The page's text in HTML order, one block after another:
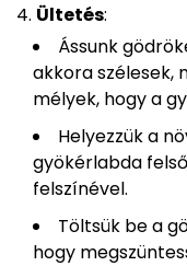
Ültetés:
Ássunk
akkora szélesek,
mélyek, hogy a
Helyezzük a
gyökérlabda
felszínével.
Töltsük be a
hogy